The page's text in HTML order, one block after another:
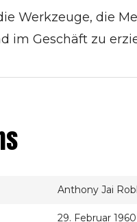
Werkzeuge, die
im Geschäft zu
Anthony Jai
29. Februar 1960